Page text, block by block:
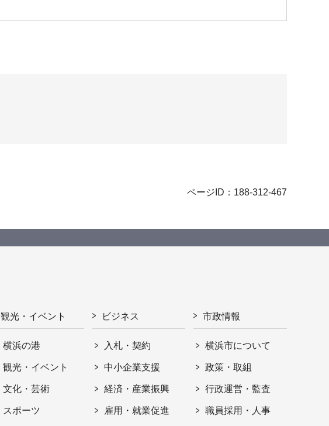
ページID：188-312-467
観光・イベント
横浜の港
観光・イベント
文化・芸術
スポーツ
ビジネス
入札・契約
中小企業支援
経済・産業振興
雇用・就業促進
市政情報
横浜市について
政策・取組
行政運営・監査
職員採用・人事